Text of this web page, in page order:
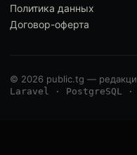
Политика данных
Договор-оферта
© 2026 public.tg —
Laravel · PostgreSQL ·